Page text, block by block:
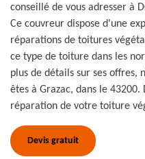
conseillé de vous adresser à
Ce couvreur dispose d'une
réparations de toitures
ce type de toiture dans les
plus de détails sur ses offres,
êtes à Grazac, dans le
réparation de votre toiture
Devis gratuit